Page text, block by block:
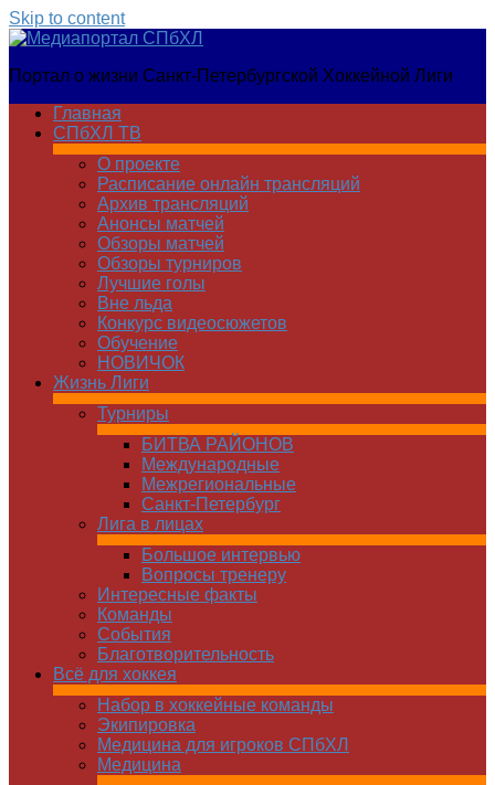
Skip to content
Медиапортал
Портал о жизни Санкт-Петербургской Хоккейной Лиги
Главная
СПбХЛ ТВ
О проекте
Расписание онлайн трансляций
Архив трансляций
Анонсы матчей
Обзоры матчей
Обзоры турниров
Лучшие голы
Вне льда
Конкурс видеосюжетов
Обучение
НОВИЧОК
Жизнь Лиги
Турниры
БИТВА РАЙОНОВ
Международные
Межрегиональные
Санкт-Петербург
Лига в лицах
Большое интервью
Вопросы тренеру
Интересные факты
Команды
Cобытия
Благотворительность
Всё для хоккея
Набор в хоккейные команды
Экипировка
Медицина для игроков СПбХЛ
Медицина